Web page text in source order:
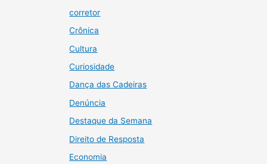
corretor
Crônica
Cultura
Curiosidade
Dança das Cadeiras
Denúncia
Destaque da Semana
Direito de Resposta
Economia